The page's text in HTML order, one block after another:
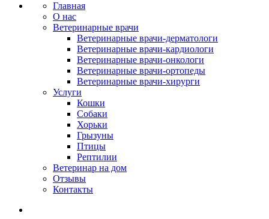
Главная
О нас
Ветеринарные врачи
Ветеринарные врачи-дерматологи
Ветеринарные врачи-кардиологи
Ветеринарные врачи-онкологи
Ветеринарные врачи-ортопеды
Ветеринарные врачи-хирурги
Услуги
Кошки
Собаки
Хорьки
Грызуны
Птицы
Рептилии
Ветеринар на дом
Отзывы
Контакты